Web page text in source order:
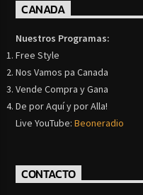
CANADA
Nuestros Programas:
Free Style
Nos Vamos pa Canada
Vende Compra y Gana
De por Aquí y por Alla!
Live YouTube:Beoneradio
CONTACTO